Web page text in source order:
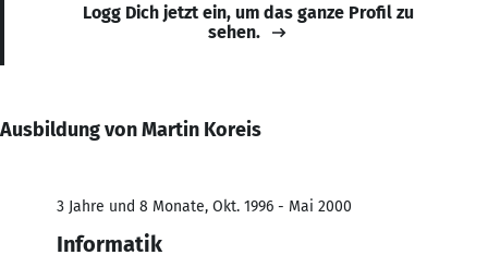
Logg Dich jetzt ein, um das ganze Profil zu
sehen.
Ausbildung von Martin Koreis
3 Jahre und 8 Monate, Okt. 1996 - Mai 2000
Informatik